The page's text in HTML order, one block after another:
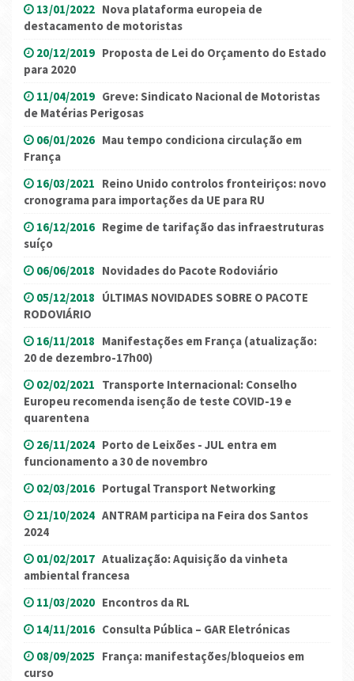
13/01/2022 Nova plataforma europeia de
destacamento de motoristas
20/12/2019 Proposta de Lei do Orçamento do Estado
para 2020
11/04/2019 Greve: Sindicato Nacional de Motoristas
de Matérias Perigosas
06/01/2026 Mau tempo condiciona circulação em
França
16/03/2021 Reino Unido controlos fronteiriços: novo
cronograma para importações da UE para RU
16/12/2016 Regime de tarifação das infraestruturas
suíço
06/06/2018 Novidades do Pacote Rodoviário
05/12/2018 ÚLTIMAS NOVIDADES SOBRE O PACOTE
RODOVIÁRIO
16/11/2018 Manifestações em França (atualização:
20 de dezembro-17h00)
02/02/2021 Transporte Internacional: Conselho
Europeu recomenda isenção de teste COVID-19 e
quarentena
26/11/2024 Porto de Leixões - JUL entra em
funcionamento a 30 de novembro
02/03/2016 Portugal Transport Networking
21/10/2024 ANTRAM participa na Feira dos Santos
2024
01/02/2017 Atualização: Aquisição da vinheta
ambiental francesa
11/03/2020 Encontros da RL
14/11/2016 Consulta Pública – GAR Eletrónicas
08/09/2025 França: manifestações/bloqueios em
curso